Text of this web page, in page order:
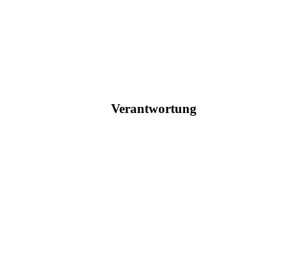
Verantwortung